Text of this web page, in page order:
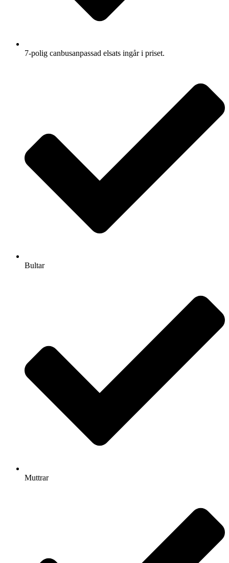
7-polig canbusanpassad elsats ingår i priset.
Bultar
Muttrar